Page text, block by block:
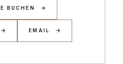
BUCHEN
EMAIL